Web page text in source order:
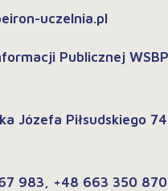
uczelnia.pl
Publicznej
Józefa Piłsudskiego
983, +48 663 350 870